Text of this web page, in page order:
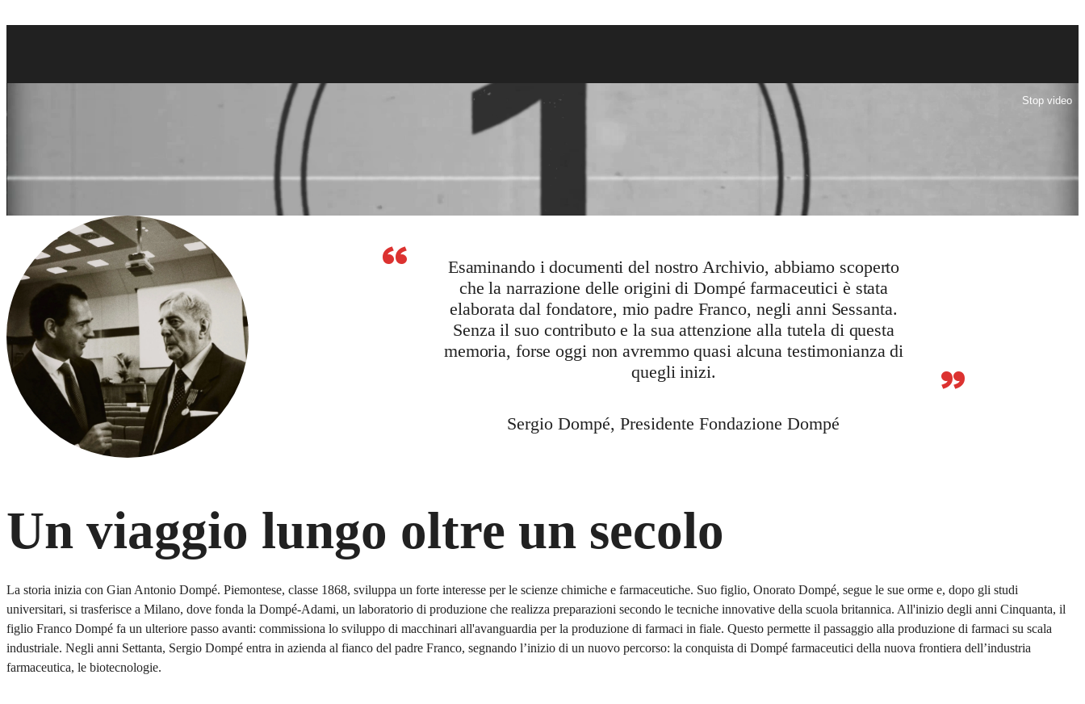
Stop video
“
Esaminando i documenti del nostro Archivio, abbiamo scoperto
che la narrazione delle origini di Dompé farmaceutici è stata
elaborata dal fondatore, mio padre Franco, negli anni Sessanta.
Senza il suo contributo e la sua attenzione alla tutela di questa
memoria, forse oggi non avremmo quasi alcuna testimonianza di
quegli inizi.
”
Sergio Dompé, Presidente Fondazione Dompé
Un viaggio lungo oltre un secolo
La storia inizia con Gian Antonio Dompé. Piemontese, classe 1868, sviluppa un forte interesse per le scienze chimiche e farmaceutiche. Suo figlio, Onorato Dompé, segue le sue orme e, dopo gli studi
universitari, si trasferisce a Milano, dove fonda la Dompé-Adami, un laboratorio di produzione che realizza preparazioni secondo le tecniche innovative della scuola britannica. All'inizio degli anni Cinquanta, il
figlio Franco Dompé fa un ulteriore passo avanti: commissiona lo sviluppo di macchinari all'avanguardia per la produzione di farmaci in fiale. Questo permette il passaggio alla produzione di farmaci su scala
industriale. Negli anni Settanta, Sergio Dompé entra in azienda al fianco del padre Franco, segnando l’inizio di un nuovo percorso: la conquista di Dompé farmaceutici della nuova frontiera dell’industria
farmaceutica, le biotecnologie.